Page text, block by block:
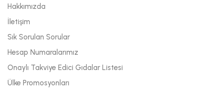
Hakkımızda
İletişim
Sık Sorulan Sorular
Hesap Numaralarımız
Onaylı Takviye Edici Gıdalar Listesi
Ülke Promosyonları